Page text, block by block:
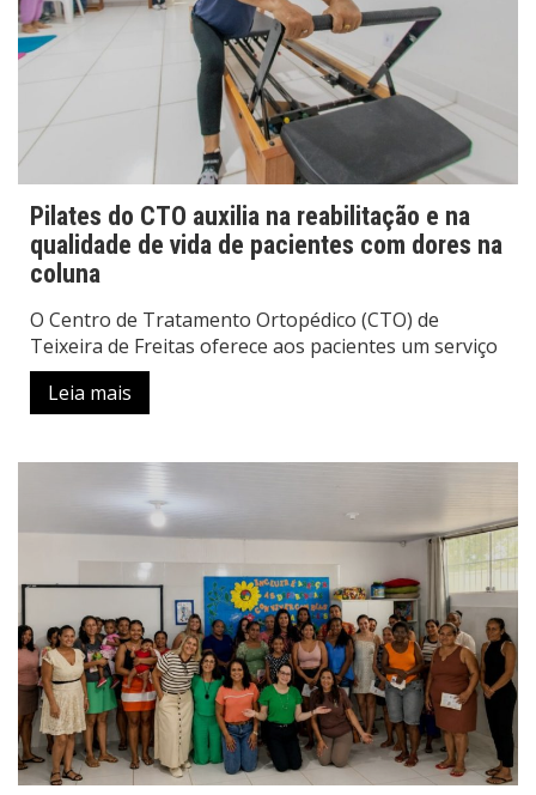
Pilates do CTO auxilia na reabilitação e na
qualidade de vida de pacientes com dores na
coluna
O Centro de Tratamento Ortopédico (CTO) de
Teixeira de Freitas oferece aos pacientes um serviço
Leia mais